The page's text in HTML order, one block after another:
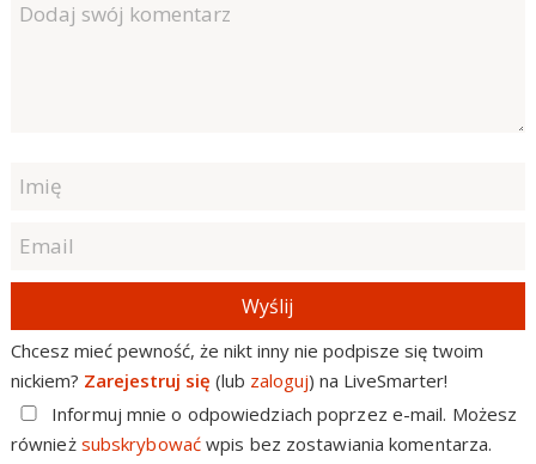
Wyślij
Chcesz mieć pewność, że nikt inny nie podpisze się twoim
nickiem? Zarejestruj się (lub zaloguj) na LiveSmarter!
Informuj mnie o odpowiedziach poprzez e-mail. Możesz
również subskrybowaćwpis bez zostawiania komentarza.